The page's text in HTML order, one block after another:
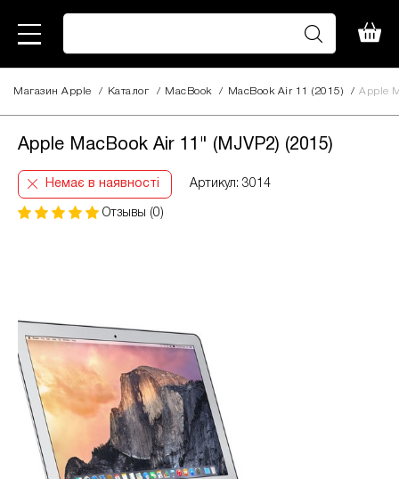
Магазин Apple / Каталог / MacBook / MacBook Air 11 (2015) / Apple
Apple MacBook Air 11" (MJVP2) (2015)
Немає в наявності Артикул: 3014
Отзывы (0)